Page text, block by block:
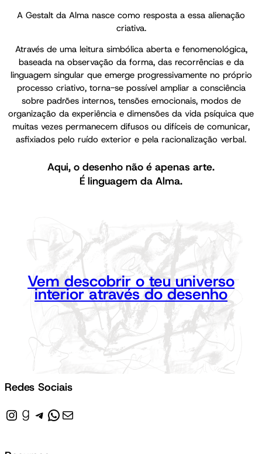
A Gestalt da Alma nasce como resposta a essa alienação
criativa.
Através de uma leitura simbólica aberta e fenomenológica,
baseada na observação da forma, das recorrências e da
linguagem singular que emerge progressivamente no próprio
processo criativo, torna-se possível ampliar a consciência
sobre padrões internos, tensões emocionais, modos de
organização da experiência e dimensões da vida psíquica que
muitas vezes permanecem difusos ou difíceis de comunicar,
asfixiados pelo ruído exterior e pela racionalização verbal.
Aqui, o desenho não é apenas arte.
É linguagem da Alma.
Vem descobrir o teu universo
interior através do desenho
Redes Sociais
Instagram Goodreads Telegram WhatsApp Mail